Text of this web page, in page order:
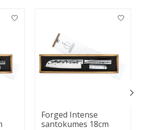
Forged Intense
santokumes 18cm